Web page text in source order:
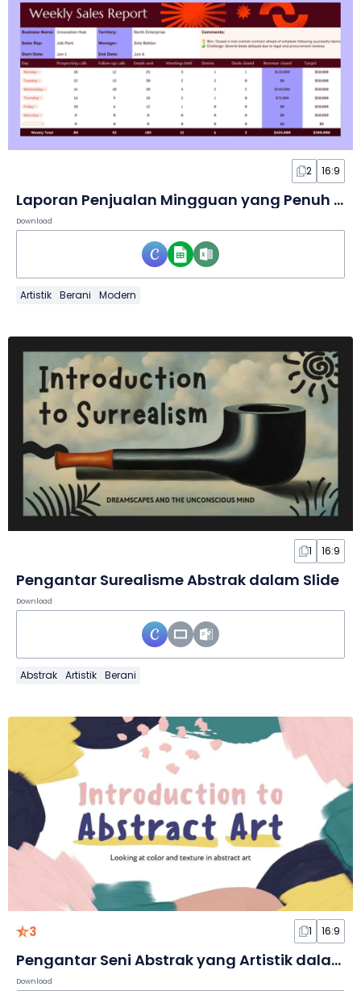
2 16:9
Laporan Penjualan Mingguan yang Penuh Warna dalam Lembar Kerja
Download
Artistik Berani Modern
1 16:9
Pengantar Surealisme Abstrak dalam Slide
Download
Abstrak Artistik Berani
3 1 16:9
Pengantar Seni Abstrak yang Artistik dalam Slide
Download